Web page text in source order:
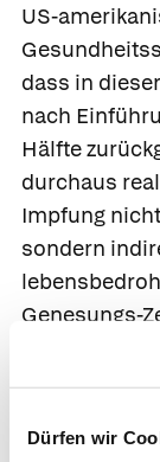
Dürfen wir
US-
dass in
nach
Hälfte
durchaus
Impfung
sondern
Genesungs-
der Impfung